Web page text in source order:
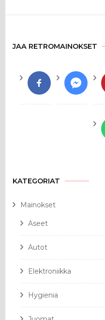
JAA RETROMAINOKSET
KATEGORIAT
Mainokset
Aseet
Autot
Elektroniikka
Hygienia